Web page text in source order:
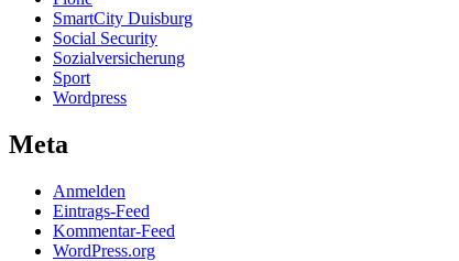
SmartCity Duisburg
Social Security
Sozialversicherung
Sport
Wordpress
Meta
Anmelden
Eintrags-Feed
Kommentar-Feed
WordPress.org